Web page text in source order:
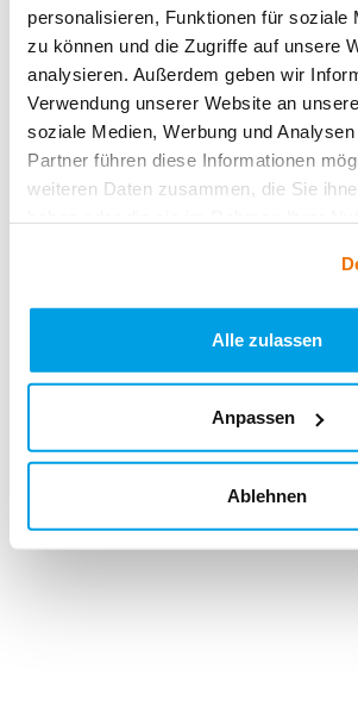
personalisieren, Funktionen für soziale
zu können und die Zugriffe auf unsere
analysieren. Außerdem geben wir
Verwendung unserer Website an
soziale Medien, Werbung und
Partner führen diese Informationen
weiteren Daten zusammen, die Sie
Alle zulassen
Anpassen
Ablehnen